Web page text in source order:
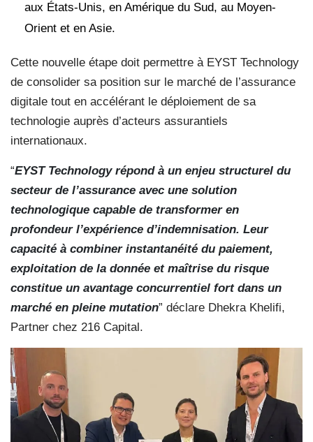
aux États-Unis, en Amérique du Sud, au Moyen-
Orient et en Asie.
Cette nouvelle étape doit permettre à EYST Technology
de consolider sa position sur le marché de l’assurance
digitale tout en accélérant le déploiement de sa
technologie auprès d’acteurs assurantiels
internationaux.
“EYST Technology répond à un enjeu structurel du
secteur de l’assurance avec une solution
technologique capable de transformer en
profondeur l’expérience d’indemnisation. Leur
capacité à combiner instantanéité du paiement,
exploitation de la donnée et maîtrise du risque
constitue un avantage concurrentiel fort dans un
marché en pleine mutation” déclare Dhekra Khelifi,
Partner chez 216 Capital.